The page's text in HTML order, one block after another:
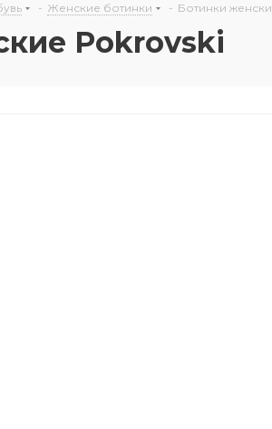
- Женские ботинки - Ботинки
Pokrovski